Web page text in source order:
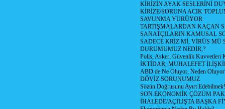
KİRİZİN AYAK SESLERİNİ
KİRİZE/SORUNA ACIK
SAVUNMA YÜRÜYOR
TARTIŞMALARDAN KAÇAN
SANATÇILARIN KAMUSAL
SADECE KRİZ Mİ, VİRÜS MÜ
DURUMUMUZ NEDİR,?
Polis, Asker, Güvenlik Kuvvetleri
İKTİDAR, MUHALEFET
ABD de Ne Oluyor, Neden
DÖVİZ SORUNUMUZ
Sözün Doğrusunu Ayırt Edebilmek!
SON EKONOMİK ÇÖZÜM
İHALEDE/AÇILIŞTA BAŞKA